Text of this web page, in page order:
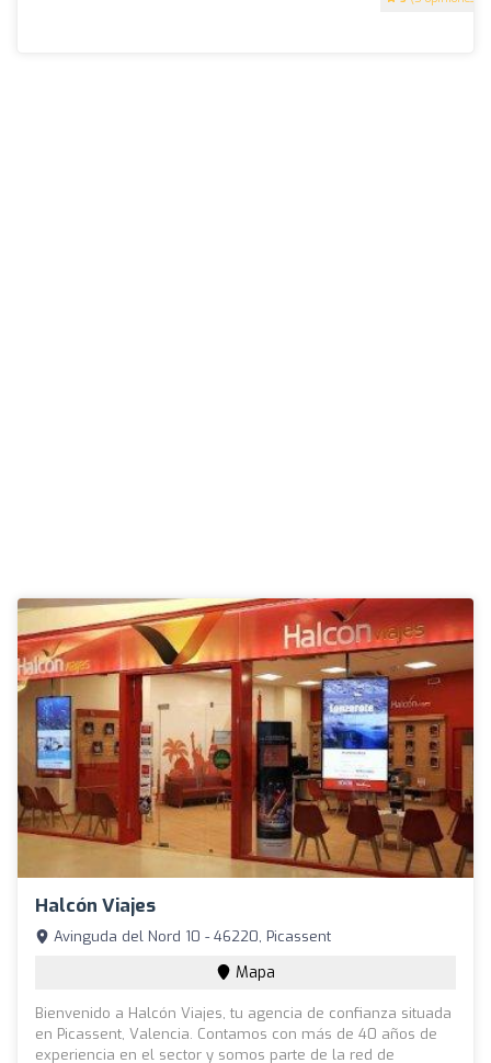
Halcón Viajes
Avinguda del Nord 10 - 46220, Picassent
Mapa
Bienvenido a Halcón Viajes, tu agencia de confianza situada
en Picassent, Valencia. Contamos con más de 40 años de
experiencia en el sector y somos parte de la red de